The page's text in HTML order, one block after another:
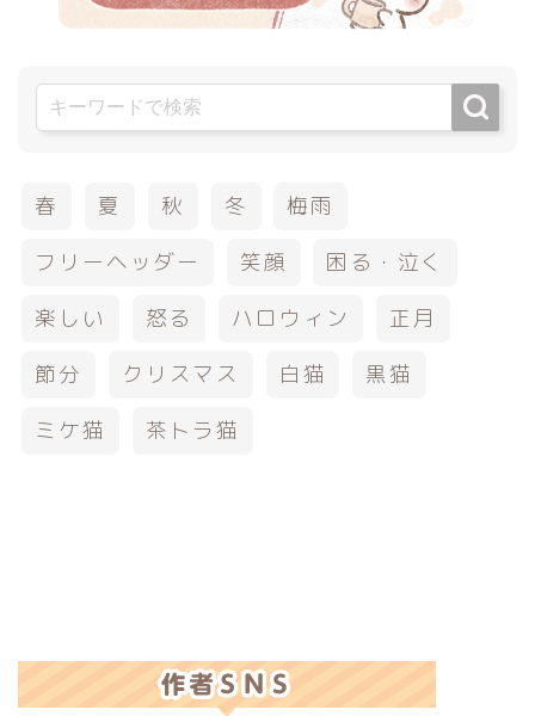
春 夏 秋 冬
梅雨
フリーヘッダー
笑顔
困る・泣く
楽しい
怒る ハロウィン
正月
節分
クリスマス 白猫
黒猫
ミケ猫
茶トラ猫